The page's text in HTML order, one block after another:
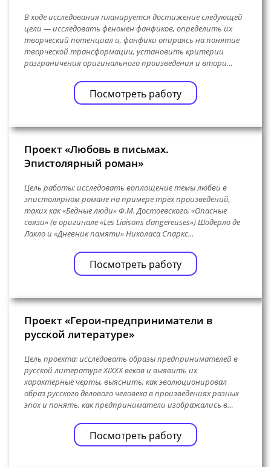
В ходе исследования планируется достижение следующей
цели — исследовать феномен фанфиков, определить их
творческий потенциал и, фанфики опираясь на понятие
творческой трансформации, установить критерии
разграничения оригинального произведения и втори…
Посмотреть работу
Проект «Любовь в письмах.
Эпистолярный роман»
Цель работы: исследовать воплощение темы любви в
эпистолярном романе на примере трёх произведений,
таких как «Бедные люди» Ф.М. Достоевского, «Опасные
связи» (в оригинале «Les Liaisons dangereuses») Шодерло де
Лакло и «Дневник памяти» Николаса Спаркс…
Посмотреть работу
Проект «Герои-предприниматели в
русской литературе»
Цель проекта: исследовать образы предпринимателей в
русской литературе XIXXX веков и выявить их
характерные черты, выяснить, как эволюционировал
образ русского делового человека в произведениях разных
эпох и понять, как предприниматели изображались в…
Посмотреть работу